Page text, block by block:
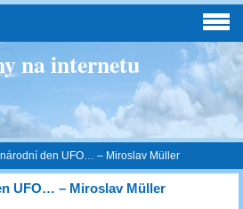
na internetu
den UFO… – Miroslav Müller
UFO… – Miroslav Müller